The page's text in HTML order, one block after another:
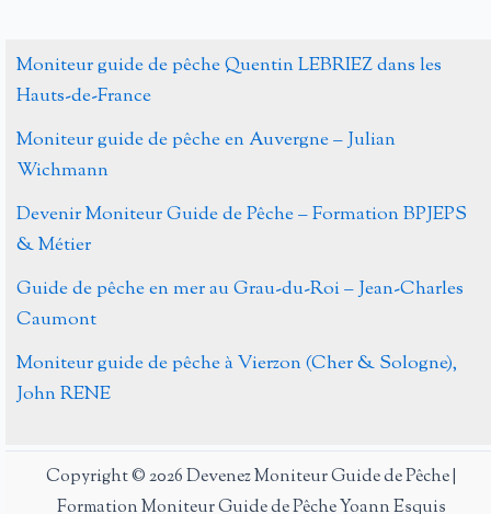
mouche
Moniteur guide de pêche Quentin LEBRIEZ dans les
Hauts-de-France
Moniteur guide de pêche en Auvergne – Julian
Wichmann
Devenir Moniteur Guide de Pêche – Formation BPJEPS
& Métier
Guide de pêche en mer au Grau-du-Roi – Jean-Charles
Caumont
Moniteur guide de pêche à Vierzon (Cher & Sologne),
John RENE
Copyright © 2026 Devenez Moniteur Guide de Pêche |
Formation Moniteur Guide de Pêche Yoann Esquis